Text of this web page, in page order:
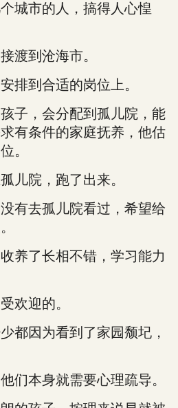
城市的人，搞得人心惶
到沧海市。
到合适的岗位上。
，会分配到孤儿院，能
有条件的家庭抚养，他估
。
院，跑了出来。
去孤儿院看过，希望给
了长相不错，学习能力
迎的。
因为看到了家园颓圮，
本身就需要心理疏导。